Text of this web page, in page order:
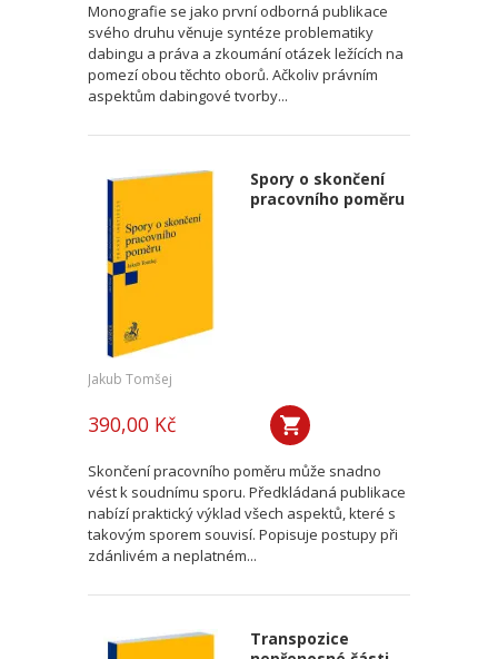
Monografie se jako první odborná publikace
svého druhu věnuje syntéze problematiky
dabingu a práva a zkoumání otázek ležících na
pomezí obou těchto oborů. Ačkoliv právním
aspektům dabingové tvorby...
Spory o skončení
pracovního poměru
Jakub Tomšej
390,00 Kč
Skončení pracovního poměru může snadno
vést k soudnímu sporu. Předkládaná publikace
nabízí praktický výklad všech aspektů, které s
takovým sporem souvisí. Popisuje postupy při
zdánlivém a neplatném...
Transpozice